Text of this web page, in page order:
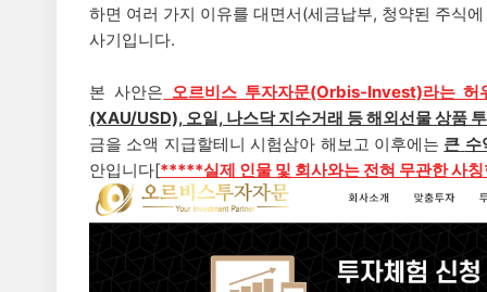
하면 여러 가지 이유를 대면서(세금납부, 청약된 주식
사기입니다.
본 사안은 오르비스 투자자문(Orbis-Invest)라는 허
(XAU/USD), 오일, 나스닥 지수거래 등 해외선물 상품
금을 소액 지급할테니 시험삼아 해보고 이후에는 큰 수
안입니다[*****실제 인물 및 회사와는 전혀 무관한 사